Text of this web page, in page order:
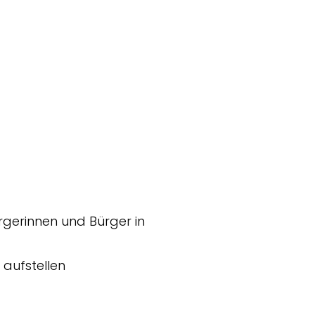
und Bürger in
aufstellen